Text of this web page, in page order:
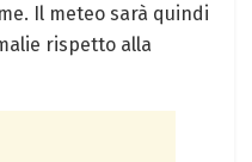
Il meteo sarà‌ quindi‍
rispetto alla